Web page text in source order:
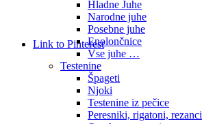
Link to Pinterest
Hladne Juhe
Narodne juhe
Posebne juhe
Enolončnice
Vse juhe …
Testenine
Špageti
Njoki
Testenine iz pečice
Peresniki, rigatoni, rezanci